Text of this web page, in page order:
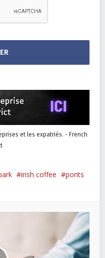
et les expatriés. - French
irish coffee
ponts